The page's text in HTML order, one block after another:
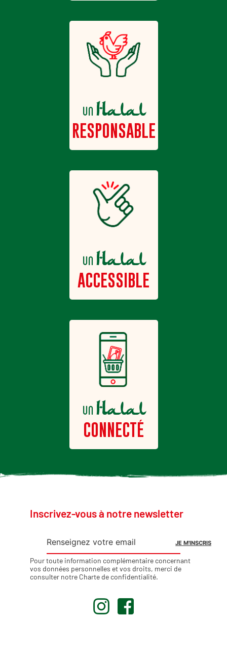
unHalal
RESPONSABLE
unHalal
ACCESSIBLE
unHalal
CONNECTÉ
Inscrivez-vous à notre newsletter
Pour toute information complémentaire concernant
vos données personnelles et vos droits, merci de
consulter notre Charte de confidentialité.
. .